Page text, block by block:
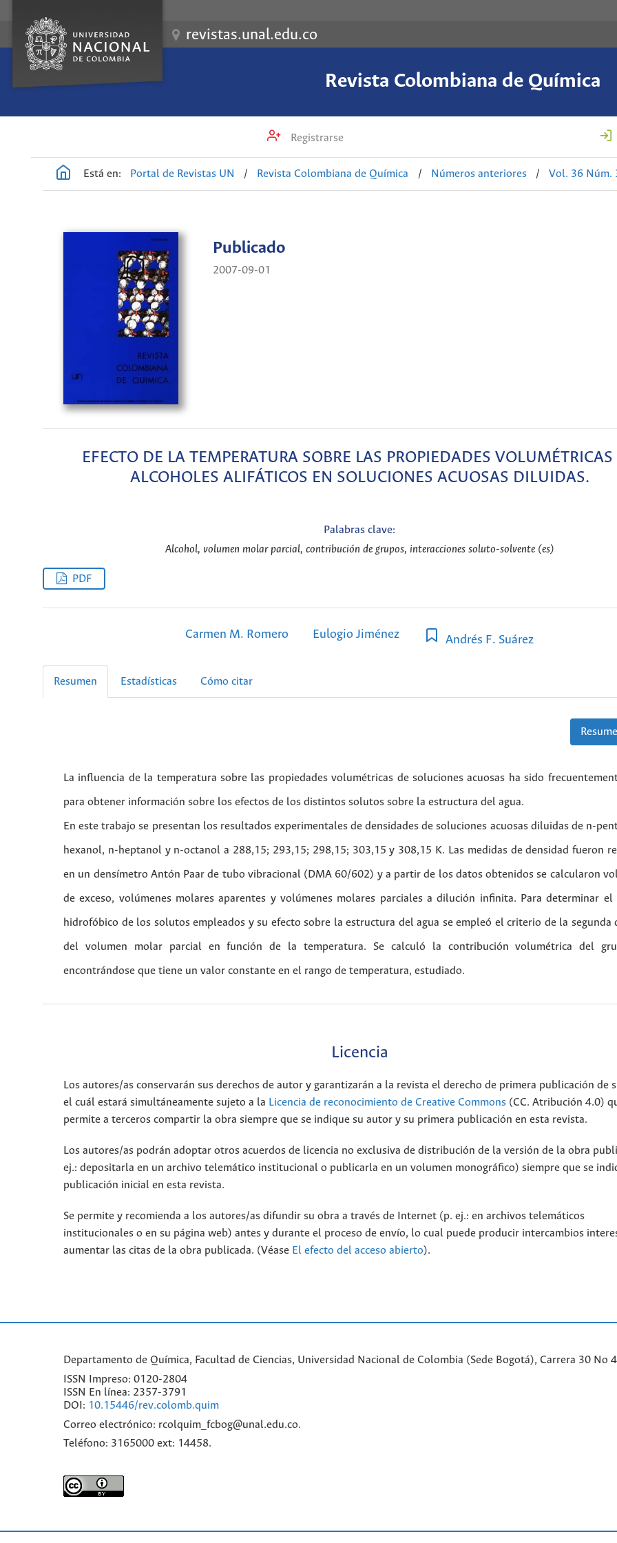
revistas.unal.edu.co
Revista Colombiana de Química
Registrarse
Está en: Portal de Revistas UN / Revista Colombiana de Química / Números anteriores / Vol. 36 Núm.
Publicado
2007-09-01
EFECTO DE LA TEMPERATURA SOBRE LAS PROPIEDADES VOLUMÉTRICAS
ALCOHOLES ALIFÁTICOS EN SOLUCIONES ACUOSAS DILUIDAS.
Palabras clave:
Alcohol, volumen molar parcial, contribución de grupos, interacciones soluto-solvente (es)
PDF
Carmen M. Romero Eulogio Jiménez Andrés F. Suárez
Resumen Estadísticas Cómo citar
La influencia de la temperatura sobre las propiedades volumétricas de soluciones acuosas ha sido
para obtener información sobre los efectos de los distintos solutos sobre la estructura del agua.
En este trabajo se presentan los resultados experimentales de densidades de soluciones acuosas diluidas de n-
hexanol, n-heptanol y n-octanol a 288,15; 293,15; 298,15; 303,15 y 308,15 K. Las medidas de densidad fueron
en un densímetro Antón Paar de tubo vibracional (DMA 60/602) y a partir de los datos obtenidos se calcularon
de exceso, volúmenes molares aparentes y volúmenes molares parciales a dilución infinita. Para determinar el
hidrofóbico de los solutos empleados y su efecto sobre la estructura del agua se empleó el criterio de la segunda
del volumen molar parcial en función de la temperatura. Se calculó la contribución volumétrica del
encontrándose que tiene un valor constante en el rango de temperatura, estudiado.
Licencia
Los autores/as conservarán sus derechos de autor y garantizarán a la revista el derecho de primera publicación de
el cuál estará simultáneamente sujeto a la Licencia de reconocimiento de Creative Commons (CC. Atribución 4.0)
permite a terceros compartir la obra siempre que se indique su autor y su primera publicación en esta revista.
Los autores/as podrán adoptar otros acuerdos de licencia no exclusiva de distribución de la versión de la obra
ej.: depositarla en un archivo telemático institucional o publicarla en un volumen monográfico) siempre que se
publicación inicial en esta revista.
Se permite y recomienda a los autores/as difundir su obra a través de Internet (p. ej.: en archivos telemáticos
institucionales o en su página web) antes y durante el proceso de envío, lo cual puede producir intercambios
aumentar las citas de la obra publicada. (Véase El efecto del acceso abierto).
Departamento de Química, Facultad de Ciencias, Universidad Nacional de Colombia (Sede Bogotá), Carrera 30
ISSN Impreso: 0120-2804
ISSN En línea: 2357-3791
DOI: 10.15446/rev.colomb.quim
Correo electrónico: rcolquim_fcbog@unal.edu.co.
Teléfono: 3165000 ext: 14458.